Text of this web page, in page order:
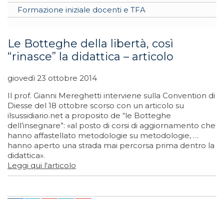
Formazione iniziale docenti e TFA
Le Botteghe della libertà, così
“rinasce” la didattica – articolo
giovedì 23 ottobre 2014
Il prof. Gianni Mereghetti interviene sulla Convention di
Diesse del 18 ottobre scorso con un articolo su
ilsussidiario.net a proposito de “le Botteghe
dell’insegnare”: «al posto di corsi di aggiornamento che
hanno affastellato metodologie su metodologie, …
hanno aperto una strada mai percorsa prima dentro la
didattica».
Leggi qui l'articolo